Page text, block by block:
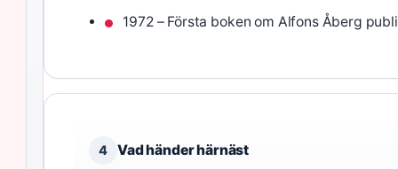
1972 – Första boken om Alfons Åberg
4 Vad händer härnäst